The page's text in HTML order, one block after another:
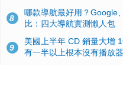
8
哪款導航最好用？Google
比：四大導航實測懶人包
9
美國上半年 CD 銷量大增
有一半以上根本沒有播放器